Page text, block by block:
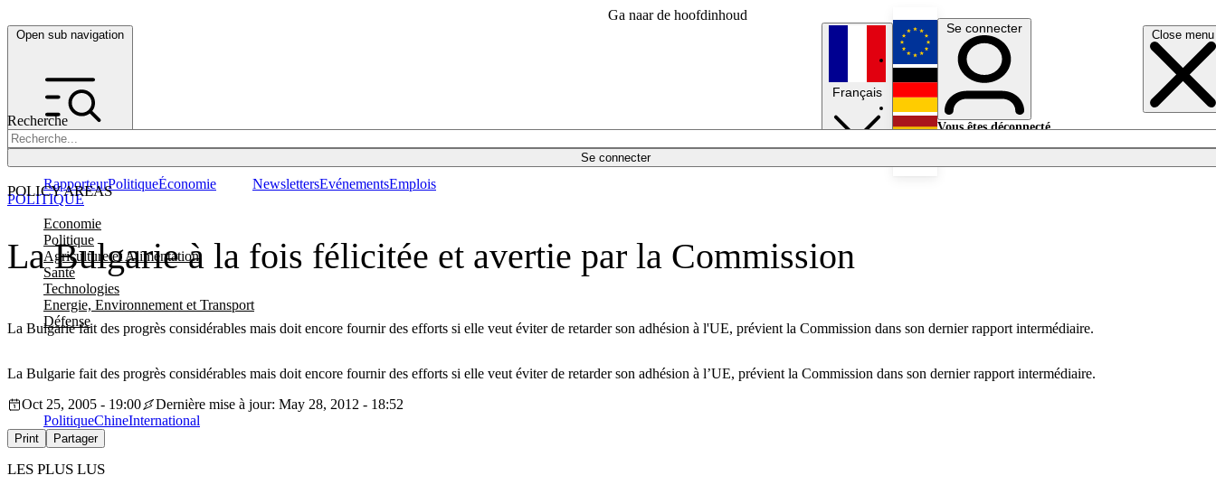
Ga naar de hoofdinhoud
Open sub navigation Close menu
Recherche
Se connecter
POLICY AREAS
Economie
Politique
Agriculture et Alimentation
Santé
Technologies
Energie, Environnement et Transport
Défense
RapporteurPolitiqueÉconomie NewslettersEvénementsEmplois
Français
English
Deutsch
Se connecter
Vous êtes déconnecté.
La Bulgarie à la fois félicitée et avertie par la Commission
La Bulgarie fait des progrès considérables mais doit encore fournir des efforts si elle veut éviter de retarder son adhésion à l'UE, prévient la Commission dans son dernier rapport intermédiaire.
POLITIQUE
La Bulgarie fait des progrès considérables mais doit encore fournir des efforts si elle veut éviter de retarder son adhésion à l’UE, prévient la Commission dans son dernier rapport intermédiaire.
Oct 25, 2005 - 19:00
Dernière mise à jour: May 28, 2012 - 18:52
PolitiqueChineInternational
Print Partager
LES PLUS LUS